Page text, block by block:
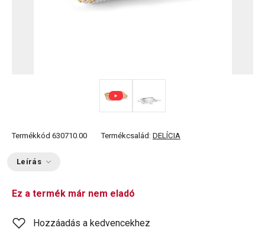
Termékkód 630710.00 Termékcsalád: DELÍCIA
Leírás
Ez a termék már nem eladó
Hozzáadás a kedvencekhez